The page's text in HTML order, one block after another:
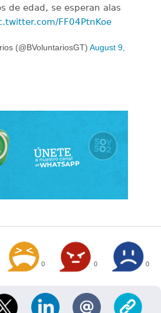
de edad, se esperan alas
FF04PtnKoe
(@BVoluntariosGT) August 9,
0 0 0